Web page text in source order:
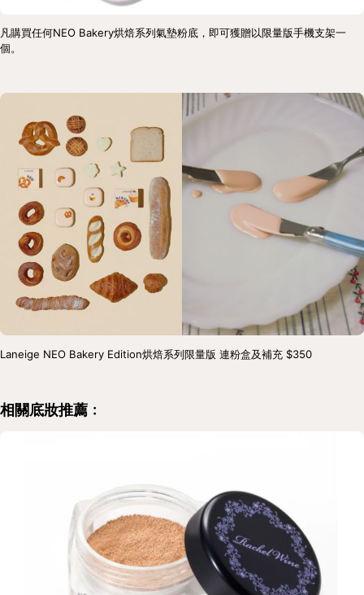
凡購買任何NEO Bakery烘焙系列氣墊粉底，即可獲贈以限量版手機支架一
個。
Laneige NEO Bakery Edition烘焙系列限量版 連粉盒及補充 $350
相關底妝推薦﹕